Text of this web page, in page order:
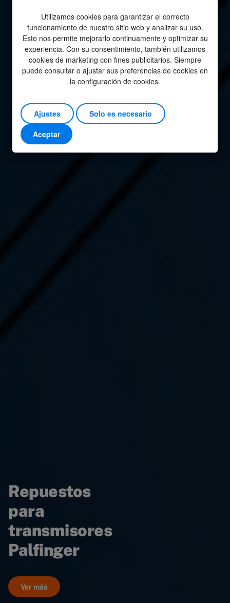
Repuestos
para
transmisores
Palfinger
Ver más
Utilizamos cookies para garantizar el correcto
funcionamiento de nuestro sitio web y analizar su uso.
Esto nos permite mejorarlo continuamente y optimizar su
experiencia. Con su consentimiento, también utilizamos
cookies de marketing con fines publicitarios. Siempre
puede consultar o ajustar sus preferencias de cookies en
la configuración de cookies.
Ajustes
Solo es necesario
Aceptar